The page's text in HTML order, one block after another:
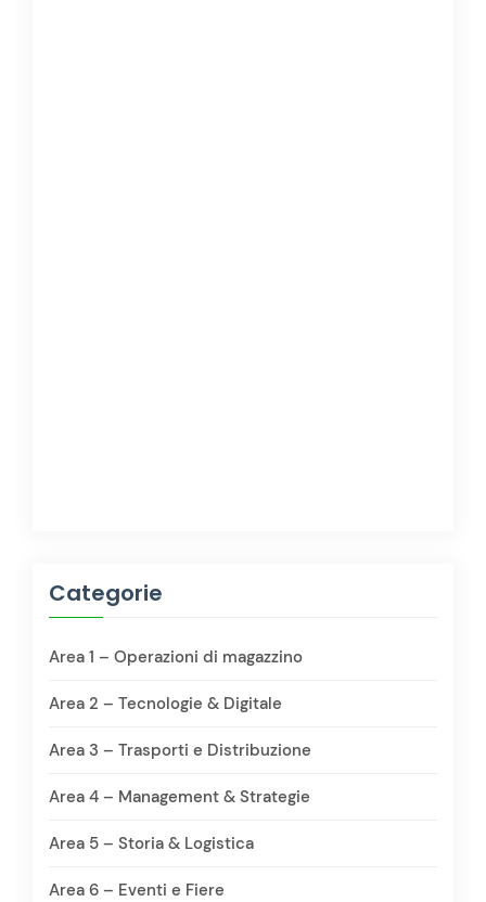
Categorie
Area 1 – Operazioni di magazzino
Area 2 – Tecnologie & Digitale
Area 3 – Trasporti e Distribuzione
Area 4 – Management & Strategie
Area 5 – Storia & Logistica
Area 6 – Eventi e Fiere